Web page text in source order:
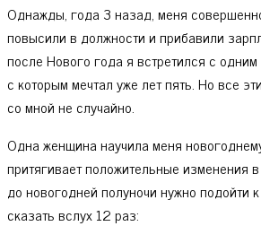
Однажды, года 3 назад, меня
повысили в должности и прибавили
после Нового года я встретился с
с которым мечтал уже лет пять. Но все
со мной не случайно.
Одна женщина научила меня
притягивает положительные изменения
до новогодней полуночи нужно подойти
сказать вслух 12 раз: